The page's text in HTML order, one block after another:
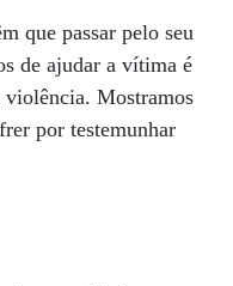
que passar pelo seu
de ajudar a vítima é
violência. Mostramos
por testemunhar